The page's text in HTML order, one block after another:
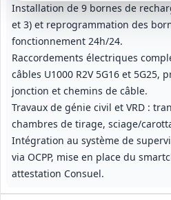
Installation de 9 bornes de
et 3) et reprogrammation des
fonctionnement 24h/24.
Raccordements électriques
câbles U1000 R2V 5G16 et 5G25,
jonction et chemins de câble.
Travaux de génie civil et VRD :
chambres de tirage, sciage/
Intégration au système de
via OCPP, mise en place du
attestation Consuel.